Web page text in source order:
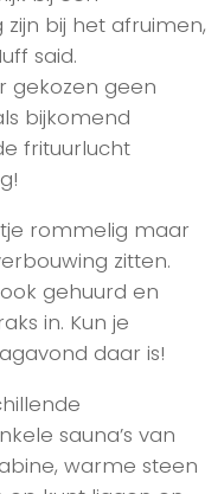
bij het afruimen,
said.
gekozen geen
bijkomend
frituurlucht
rommelig maar
zitten.
gehuurd en
in. Kun je
daar is!
sauna’s van
warme steen